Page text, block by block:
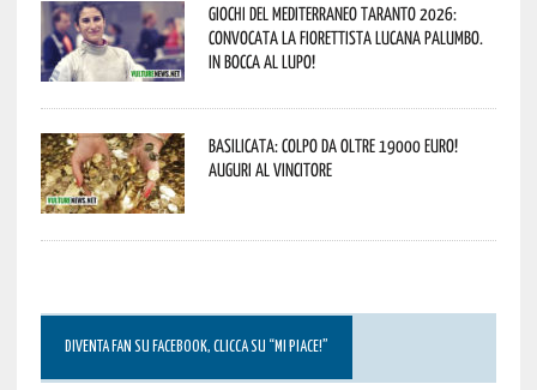
Giochi del Mediterraneo Taranto 2026:
convocata la fiorettista lucana Palumbo.
In bocca al lupo!
Basilicata: colpo da oltre 19000 Euro!
Auguri al vincitore
DIVENTA FAN SU FACEBOOK, CLICCA SU “MI PIACE!”